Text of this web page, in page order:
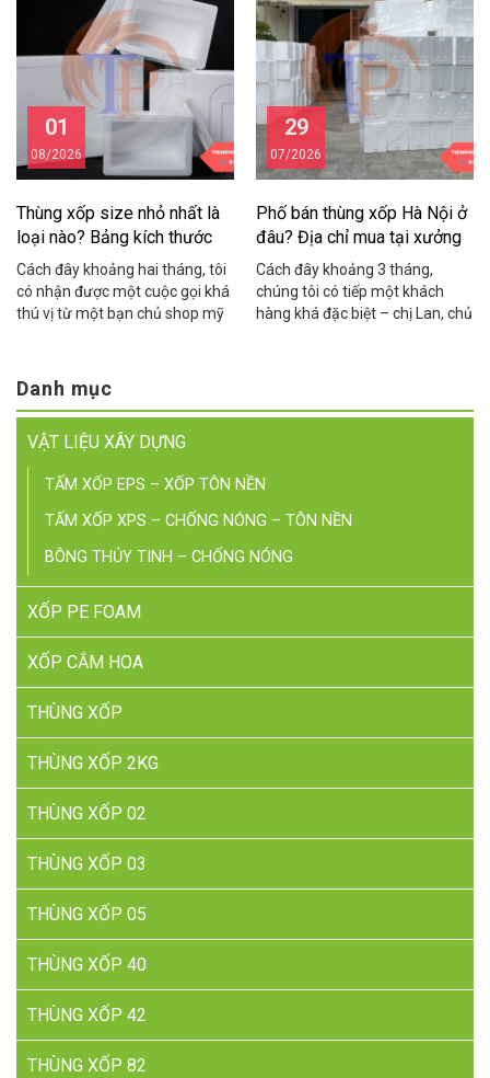
nhiệt, cách âm, chống nóng.
Cách đây khoảng hai năm,
chúng tôi nhận được cuộc gọi
từ anh Hùng – chủ một […]
tháng shop mất gần 15 triệu
đồng vì tôm cua bị hỏng trong
quá trình vận chuyển do dùng
thùng xốp kém chất […]
01
08/2026
Thùng xốp size nhỏ nhất là
loại nào? Bảng kích thước
chuẩn
Cách đây khoảng hai tháng, tôi
có nhận được một cuộc gọi khá
thú vị từ một bạn chủ shop mỹ
hàng yến sào mà thùng to quá,
khách nhận hàng cứ hỏi sao
thùng rỗng nửa, nhìn không
chuyên nghiệp, […]
29
07/2026
Phố bán thùng xốp Hà Nội ở
đâu? Địa chỉ mua tại xưởng
giá rẻ
Cách đây khoảng 3 tháng,
chúng tôi có tiếp một khách
hàng khá đặc biệt – chị Lan, chủ
Yên Phụ để mua thùng xốp lẻ,
Danh mục
VẬT LIỆU XÂY DỰNG
TẤM XỐP EPS – XỐP TÔN NỀN
TẤM XỐP XPS – CHỐNG NÓNG – TÔN NỀN
BÔNG THỦY TINH – CHỐNG NÓNG
XỐP PE FOAM
XỐP CẮM HOA
THÙNG XỐP
THÙNG XỐP 2KG
THÙNG XỐP 02
THÙNG XỐP 03
THÙNG XỐP 05
THÙNG XỐP 40
THÙNG XỐP 42
THÙNG XỐP 82